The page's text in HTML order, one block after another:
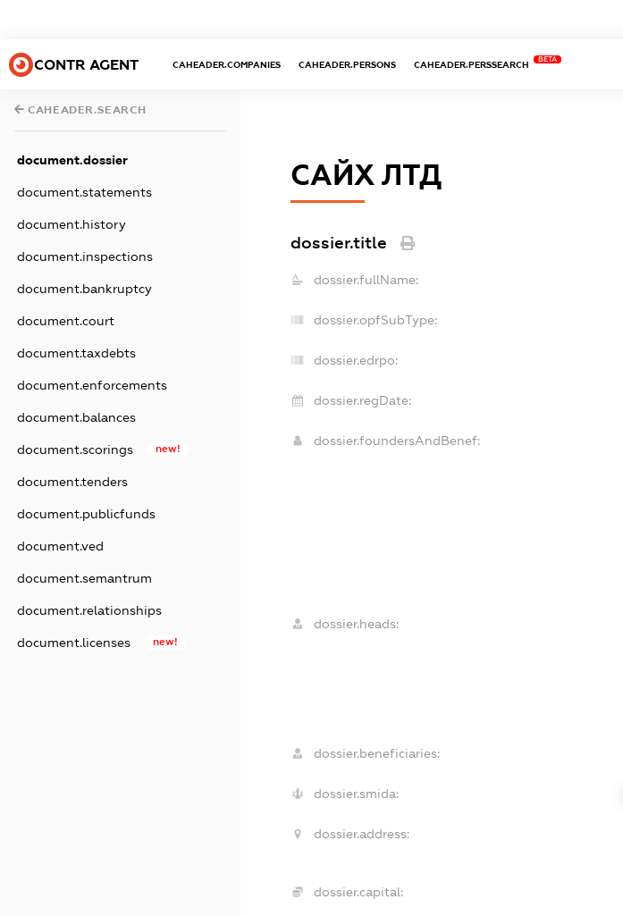
CONTR AGENT CAHEADER.COMPANIES CAHEADER.PERSONS CAHEADER.PERSSEARCH
BETA
CAHEADER.SEARCH
document.dossier
document.statements
document.history
document.inspections
document.bankruptcy
document.court
document.taxdebts
document.enforcements
document.balances
document.scorings new!
document.tenders
document.publicfunds
document.ved
document.semantrum
document.relationships
document.licenses new!
САЙХ ЛТД
dossier.title
dossier.fullName:
dossier.opfSubType:
dossier.edrpo:
dossier.regDate:
dossier.foundersAndBenef:
dossier.heads:
dossier.beneficiaries:
dossier.smida:
dossier.address:
dossier.capital: